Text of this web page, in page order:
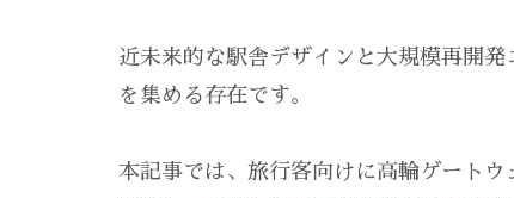
近未来的な駅舎デザインと大規模再開
を集める存在です。
本記事では、旅行客向けに高輪ゲートウ